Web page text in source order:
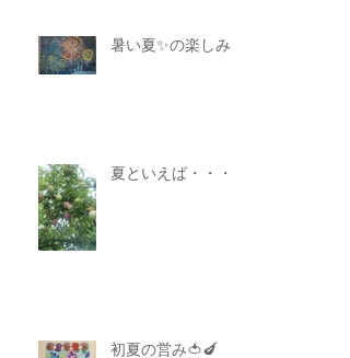
暑い夏✨の楽しみ
夏といえば・・・
初夏の営み🍅🍆